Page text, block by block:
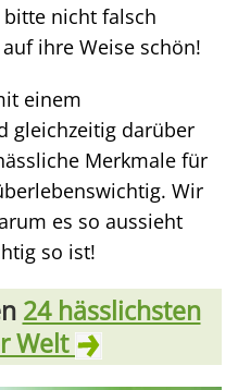
bitte nicht falsch
ihre Weise schön!
einem
gleichzeitig darüber
Merkmale für
Wir
es so aussieht
so ist!
24 hässlichsten
Welt